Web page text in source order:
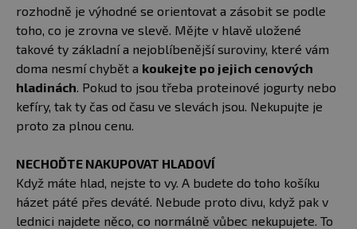
rozhodně je výhodné se orientovat a zásobit se podle
toho, co je zrovna ve slevě. Mějte v hlavě uložené
takové ty základní a nejoblíbenější suroviny, které vám
doma nesmí chybět a koukejte po jejich cenových
hladinách. Pokud to jsou třeba proteinové jogurty nebo
kefíry, tak ty čas od času ve slevách jsou. Nekupujte je
proto za plnou cenu.
NECHOĎTE NAKUPOVAT HLADOVÍ
Když máte hlad, nejste to vy. A budete do toho košíku
házet páté přes deváté. Nebude proto divu, když pak v
lednici najdete něco, co normálně vůbec nekupujete. To